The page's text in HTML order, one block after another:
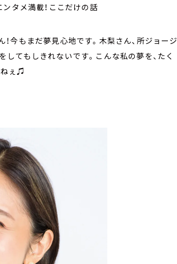
タメ満載！ここだけの話
今もまだ夢見心地です。木梨さん、所ジョージ
てもしきれないです。こんな私の夢を、たく
ぇ♫